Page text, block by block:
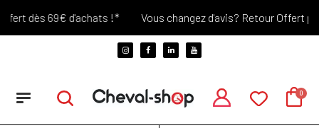
dès 69€ d'achats !* Vous changez d'avis? Retour Offert